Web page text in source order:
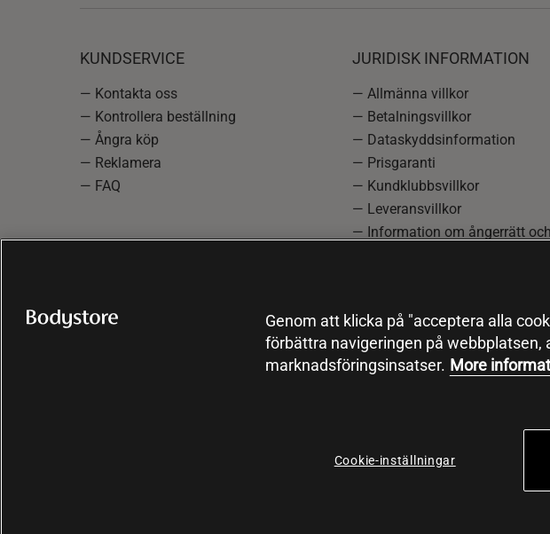
KUNDSERVICE
— Kontakta oss
— Kontrollera beställning
— Ångra köp
— Reklamera
— FAQ
JURIDISK INFORMATION
— Allmänna villkor
— Betalningsvillkor
— Dataskyddsinformation
— Prisgaranti
— Kundklubbsvillkor
— Leveransvillkor
— Information om ångerrätt och
Genom att klicka på "acceptera alla
förbättra navigeringen på webbplatsen,
marknadsföringsinsatser. More
Cookie-inställningar